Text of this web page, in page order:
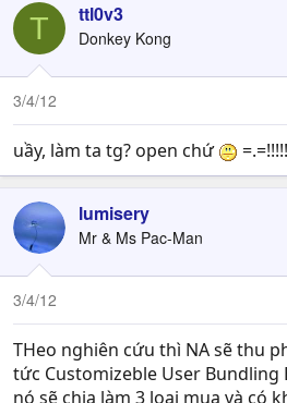
T ttl0v3
Donkey Kong
3/4/12
uầy, làm ta tg? open chứ
lumisery
Mr & Ms Pac-Man
3/4/12
THeo nghiên cứu thì NA sẽ thu
tức Customizeble User Bundling
nó sẽ chia làm 3 loại mua và có